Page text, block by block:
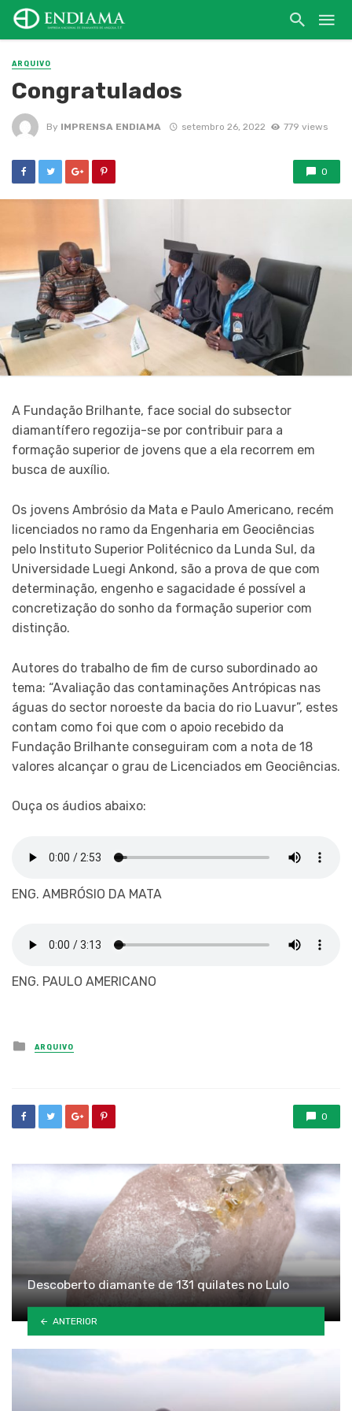
ARQUIVO
Congratulados
By IMPRENSA ENDIAMA setembro 26, 2022 779 views
0
A Fundação Brilhante, face social do subsector
diamantífero regozija-se por contribuir para a
formação superior de jovens que a ela recorrem em
busca de auxílio.
Os jovens Ambrósio da Mata e Paulo Americano, recém
licenciados no ramo da Engenharia em Geociências
pelo Instituto Superior Politécnico da Lunda Sul, da
Universidade Luegi Ankond, são a prova de que com
determinação, engenho e sagacidade é possível a
concretização do sonho da formação superior com
distinção.
Autores do trabalho de fim de curso subordinado ao
tema: “Avaliação das contaminações Antrópicas nas
águas do sector noroeste da bacia do rio Luavur”, estes
contam como foi que com o apoio recebido da
Fundação Brilhante conseguiram com a nota de 18
valores alcançar o grau de Licenciados em Geociências.
Ouça os áudios abaixo:
ENG. AMBRÓSIO DA MATA
ENG. PAULO AMERICANO
Posted
in
ARQUIVO
0
Descoberto diamante de 131 quilates no Lulo
ANTERIOR